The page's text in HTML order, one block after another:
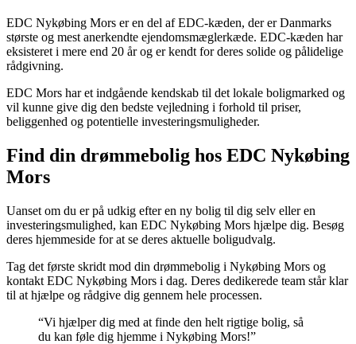
EDC Nykøbing Mors er en del af EDC-kæden, der er Danmarks
største og mest anerkendte ejendomsmæglerkæde. EDC-kæden har
eksisteret i mere end 20 år og er kendt for deres solide og pålidelige
rådgivning.
EDC Mors har et indgående kendskab til det lokale boligmarked og
vil kunne give dig den bedste vejledning i forhold til priser,
beliggenhed og potentielle investeringsmuligheder.
Find din drømmebolig hos EDC Nykøbing
Mors
Uanset om du er på udkig efter en ny bolig til dig selv eller en
investeringsmulighed, kan EDC Nykøbing Mors hjælpe dig. Besøg
deres hjemmeside for at se deres aktuelle boligudvalg.
Tag det første skridt mod din drømmebolig i Nykøbing Mors og
kontakt EDC Nykøbing Mors i dag. Deres dedikerede team står klar
til at hjælpe og rådgive dig gennem hele processen.
“Vi hjælper dig med at finde den helt rigtige bolig, så
du kan føle dig hjemme i Nykøbing Mors!”